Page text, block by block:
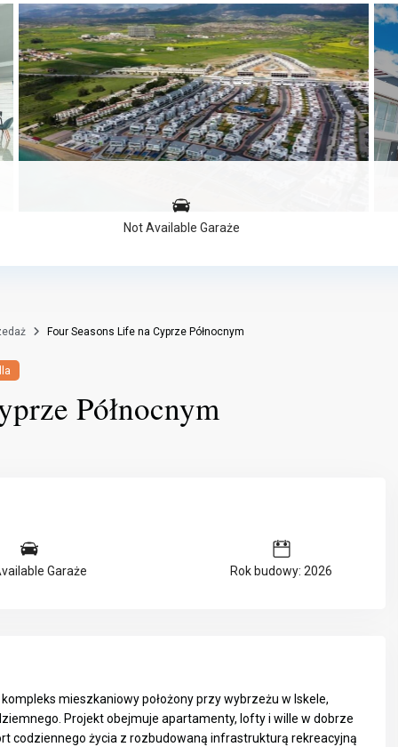
Not Available Garaże
Four Seasons Life na Cyprze Północnym
Północnym
Garaże Rok budowy: 2026
mieszkaniowy położony przy wybrzeżu w Iskele,
Projekt obejmuje apartamenty, lofty i wille w dobrze
codziennego życia z rozbudowaną infrastrukturą rekreacyjną